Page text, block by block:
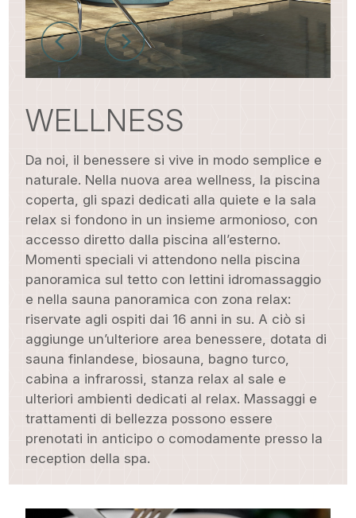
WELLNESS
Da noi, il benessere si vive in modo semplice e
naturale. Nella nuova area wellness, la piscina
coperta, gli spazi dedicati alla quiete e la sala
relax si fondono in un insieme armonioso, con
accesso diretto dalla piscina all’esterno.
Momenti speciali vi attendono nella piscina
panoramica sul tetto con lettini idromassaggio
e nella sauna panoramica con zona relax:
riservate agli ospiti dai 16 anni in su. A ciò si
aggiunge un’ulteriore area benessere, dotata di
sauna finlandese, biosauna, bagno turco,
cabina a infrarossi, stanza relax al sale e
ulteriori ambienti dedicati al relax. Massaggi e
trattamenti di bellezza possono essere
prenotati in anticipo o comodamente presso la
reception della spa.